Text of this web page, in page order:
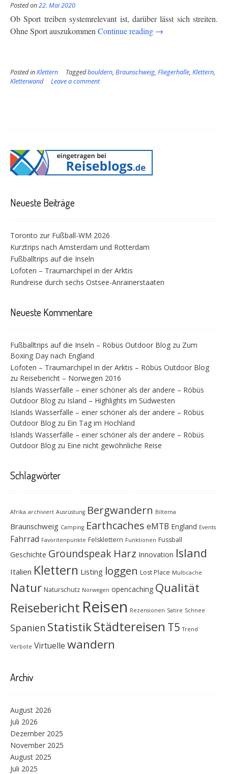
Posted on22. Mai 2020
Ob Sport treiben systemrelevant ist, darüber lässt sich streiten.
Ohne Sport auszukommen Continue reading “Endlich
die
Schwerkraft”
→
Posted inKlettern Taggedbouldern, Braunschweig, Fliegerhalle, Klettern,
Kletterwand
Leave a comment
Neueste Beiträge
Toronto zur Fußball-WM 2026
Kurztrips nach Amsterdam und Rotterdam
Fußballtrips auf die Inseln
Lofoten – Traumarchipel in der Arktis
Rundreise durch sechs Ostsee-Anrainerstaaten
Neueste Kommentare
Fußballtrips auf die Inseln – Röbüs Outdoor Blog zu Zum
Boxing Day nach England
Lofoten – Traumarchipel in der Arktis – Röbüs Outdoor Blog
zu Reisebericht – Norwegen 2016
Islands Wasserfälle – einer schöner als der andere – Röbüs
Outdoor Blog zu Island – Highlights im Südwesten
Islands Wasserfälle – einer schöner als der andere – Röbüs
Outdoor Blog zu Ein Tag im Hochland
Islands Wasserfälle – einer schöner als der andere – Röbüs
Outdoor Blog zu Eine nicht gewöhnliche Reise
Schlagwörter
Afrika archiviert Ausrüstung Bergwandern Biltema
Braunschweig Camping Earthcaches eMTB England Events
Fahrrad Favoritenpunkte Felsklettern Funktionen Fussball
Geschichte Groundspeak Harz Innovation Island
Italien Klettern Listing loggen Lost Place Multicache
Natur Naturschutz Norwegen opencaching Qualität
Reisebericht Reisen Rezensionen Satire Schnee
Spanien StatistikStädtereisen T5 Trend
Verbote Virtuelle wandern
Archiv
August 2026
Juli 2026
Dezember 2025
November 2025
August 2025
Juli 2025